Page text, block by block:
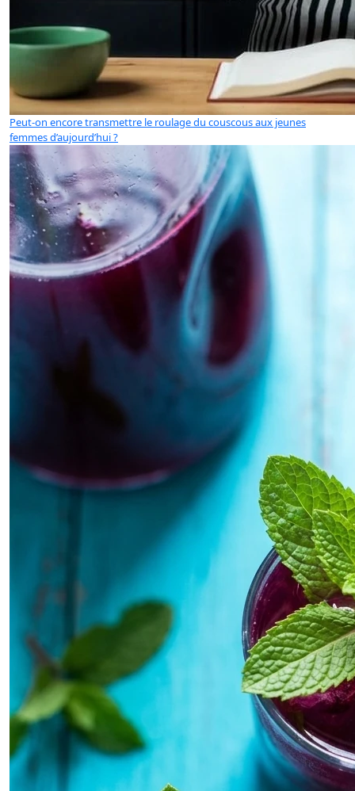
Peut-on encore transmettre le roulage du couscous aux jeunes
femmes d’aujourd’hui ?